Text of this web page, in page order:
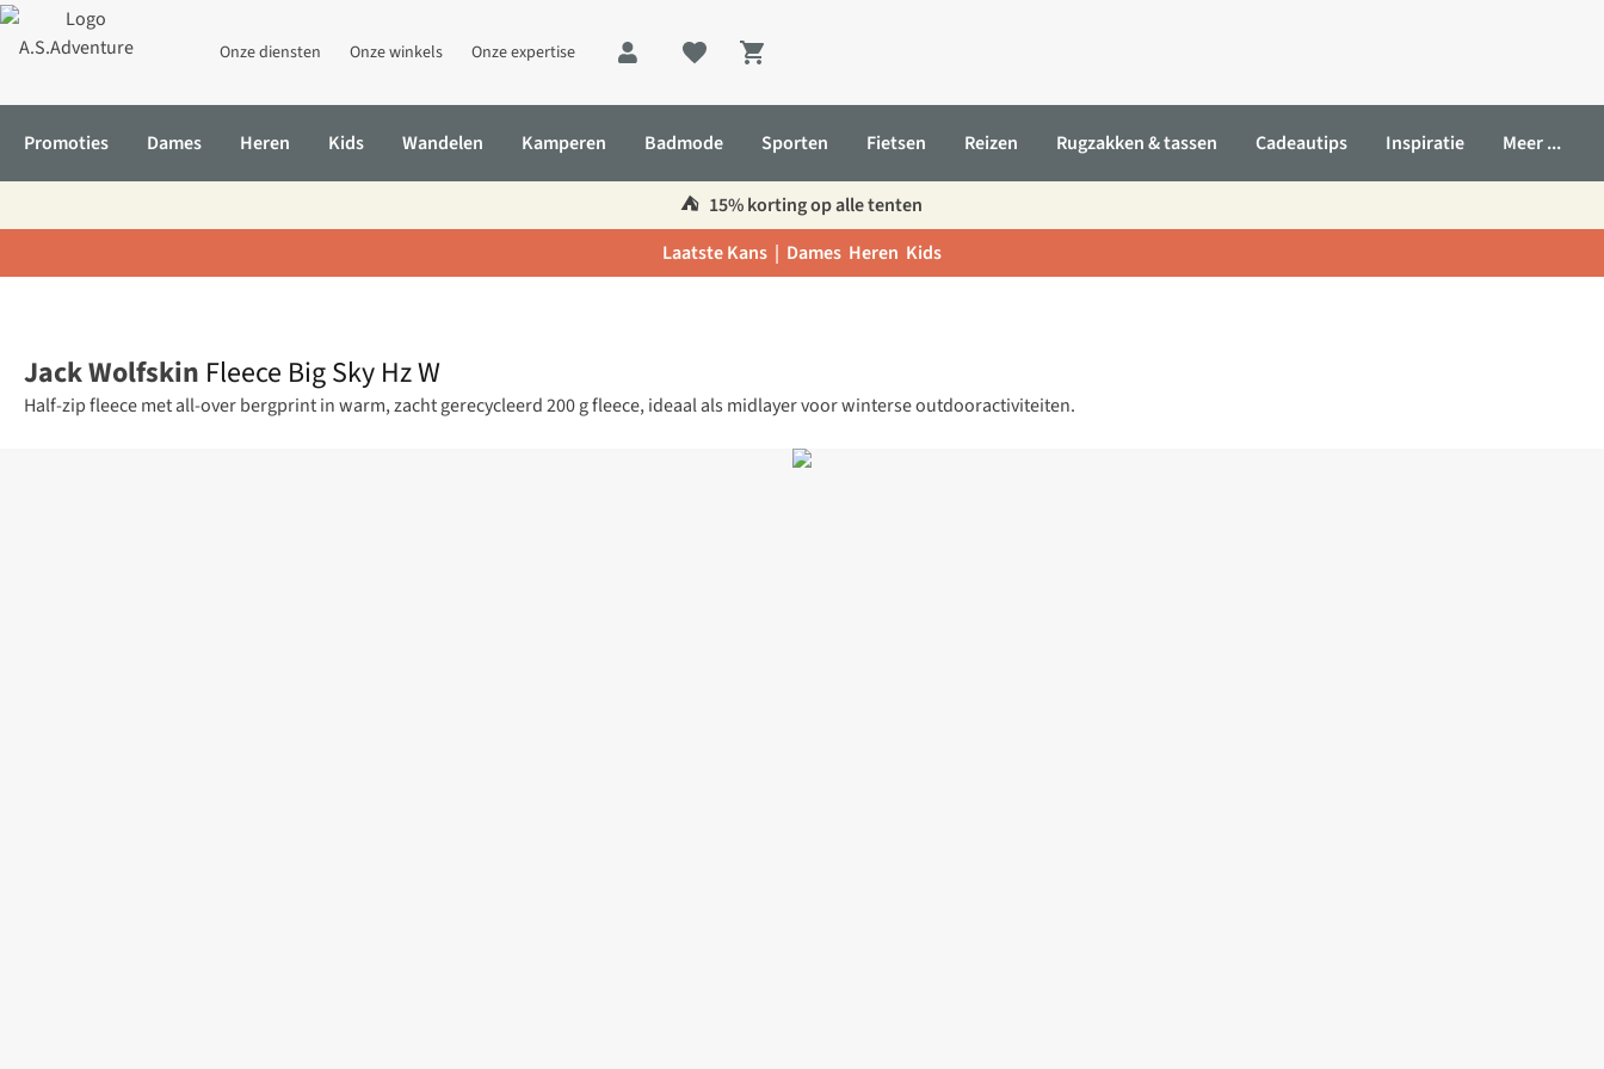
Onze diensten Onze winkels Onze expertise
Shopping cart
Promoties Dames Heren Kids Wandelen Kamperen Badmode Sporten Fietsen Reizen Rugzakken & tassen Cadeautips Inspiratie Meer ...
⛺️ 15% korting op alle tenten
Laatste Kans | Dames Heren Kids
Jack Wolfskin Fleece Big Sky Hz W
Half-zip fleece met all-over bergprint in warm, zacht gerecycleerd 200 g fleece, ideaal als midlayer voor winterse outdooractiviteiten.